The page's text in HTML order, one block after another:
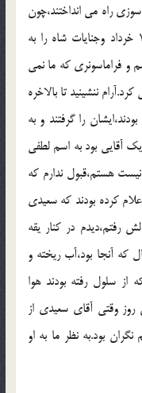
راه مي انداختند،چون
آقاي سعيدي به خصوص در اين ايام،واقعه 15 خرداد وجنايات شاه را به
و فراماسونري که ما نمي
ننشينيد تا بالاخره
را گرفتند و به
آقايي بود به اسم لطفي
هستم،قبول ندارم که
کرده بودند که سعيدي
در کنار يقه
آنجا بود،آب ريخته و
از سلول رفته بودند هوا
روز وقتي آقاي سعيدي از
بود.به نظر ما به او